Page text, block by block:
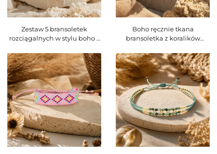
Zestaw 5 bransoletek
rozciągalnych w stylu boho z
szklanymi koralikami w
odcieniach turkusowym i
brązowym, kod produktu
O16BMI280
Boho ręcznie tkana
bransoletka z koralików
literą i motywem serca,
regulowana, do nakładania
na siebie, kod produktu
O16BMI276